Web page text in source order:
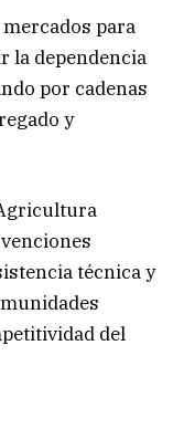
para
la dependencia
por cadenas
y
técnica y
del